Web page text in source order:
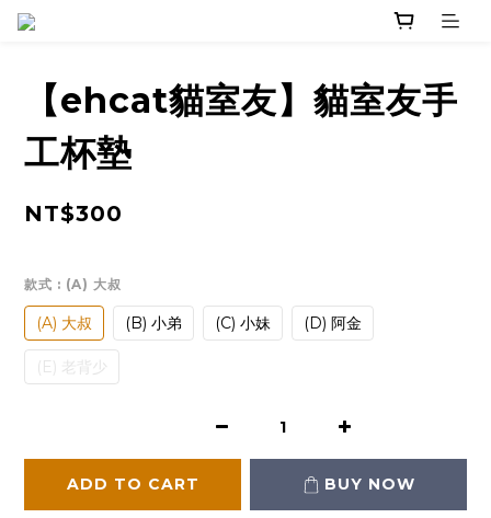
【ehcat貓室友】貓室友手
工杯墊
NT$300
款式 : (A) 大叔
(A) 大叔 (B) 小弟 (C) 小妹 (D) 阿金
(E) 老背少
ADD TO CART BUY NOW